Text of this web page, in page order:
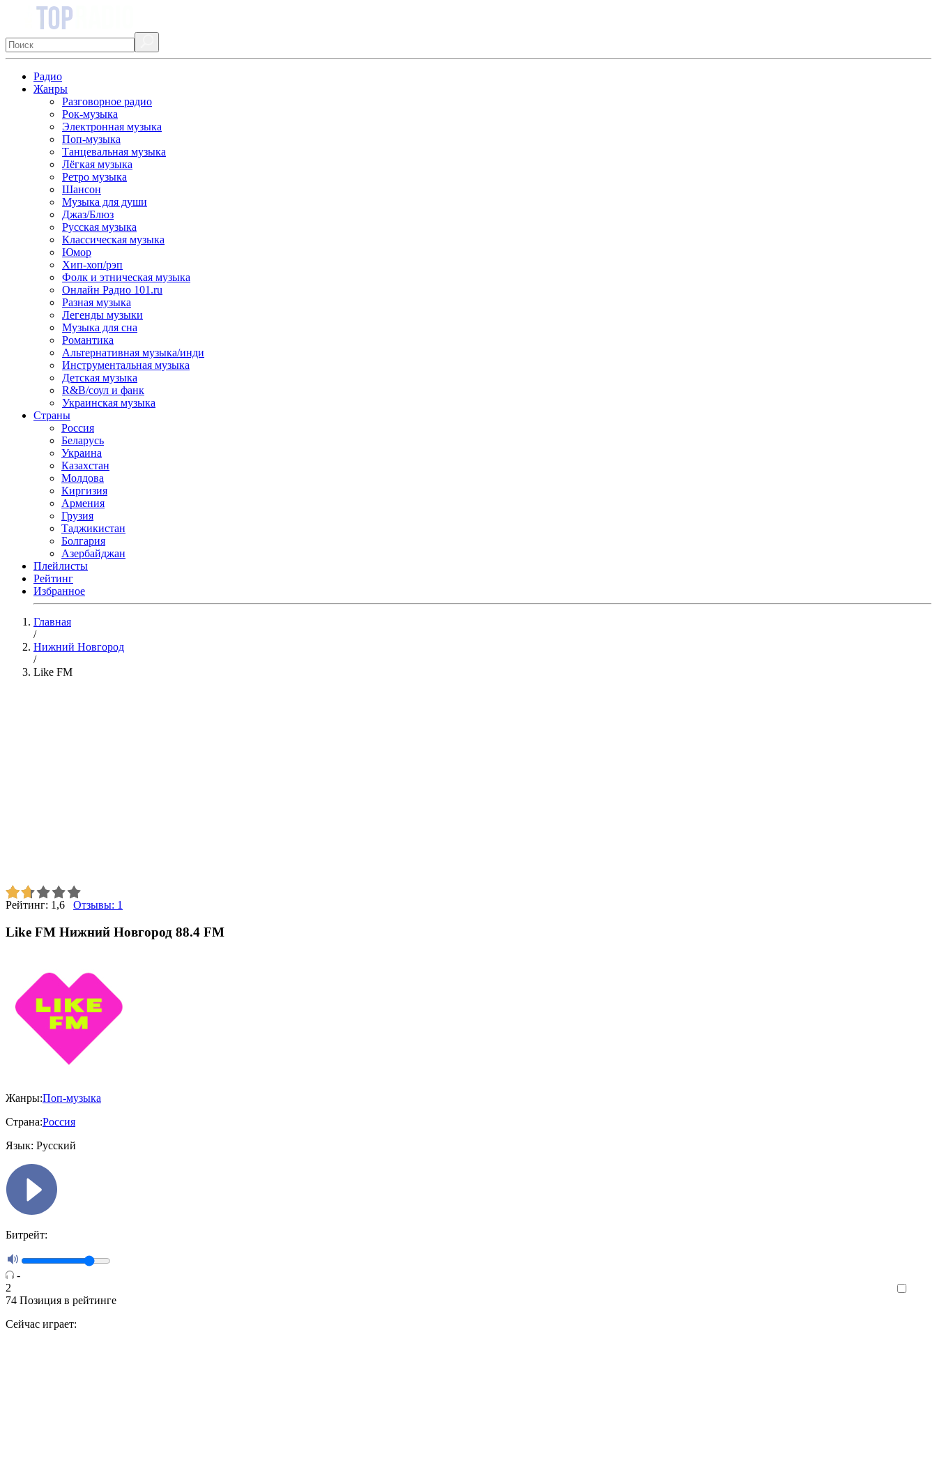
Радио
Жанры
Разговорное радио
Рок-музыка
Электронная музыка
Поп-музыка
Танцевальная музыка
Лёгкая музыка
Ретро музыка
Шансон
Музыка для души
Джаз/Блюз
Русская музыка
Классическая музыка
Юмор
Хип-хоп/рэп
Фолк и этническая музыка
Онлайн Радио 101.ru
Разная музыка
Легенды музыки
Музыка для сна
Романтика
Альтернативная музыка/инди
Инструментальная музыка
Детская музыка
R&B/cоул и фанк
Украинская музыка
Страны
Россия
Беларусь
Украина
Казахстан
Молдова
Киргизия
Армения
Грузия
Таджикистан
Болгария
Азербайджан
Плейлисты
Рейтинг
Избранное
Главная
/
Нижний Новгород
/
Like FM
Рейтинг: 1,6 Отзывы: 1
Like FM Нижний Новгород 88.4 FM
Жанры:Поп-музыка
Страна:Россия
Язык: Русский
Битрейт:
-
2
74 Позиция в рейтинге
Сейчас играет: